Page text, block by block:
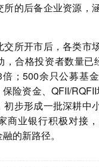
所的后备企业资源，
交所开市后，各类市
，合格投资者数量已
；500余只公募基
险资金、QFII/
初步形成一批深耕中
商业银行积极对接
的新路径。